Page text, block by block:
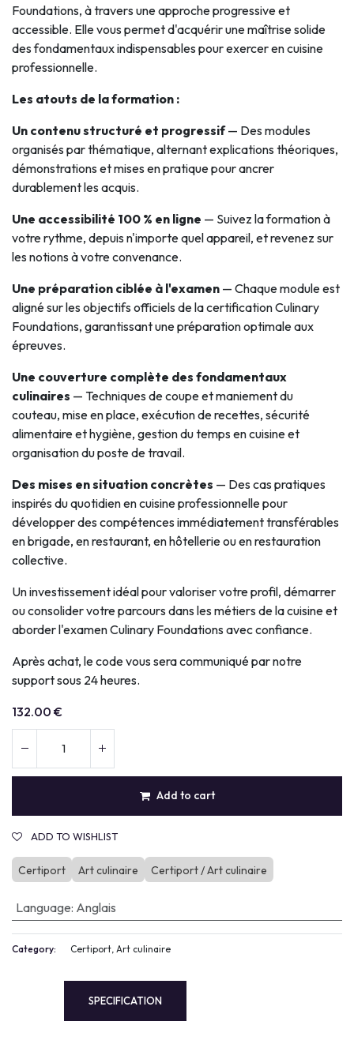
Foundations, à travers une approche progressive et
accessible. Elle vous permet d'acquérir une maîtrise solide
des fondamentaux indispensables pour exercer en cuisine
professionnelle.
Les atouts de la formation :
Un contenu structuré et progressif— Des modules
organisés par thématique, alternant explications théoriques,
démonstrations et mises en pratique pour ancrer
durablement les acquis.
Une accessibilité 100 % en ligne — Suivez la formation à
votre rythme, depuis n'importe quel appareil, et revenez sur
les notions à votre convenance.
Une préparation ciblée à l'examen — Chaque module est
aligné sur les objectifs officiels de la certification Culinary
Foundations, garantissant une préparation optimale aux
épreuves.
Une couverture complète des fondamentaux
culinaires — Techniques de coupe et maniement du
couteau, mise en place, exécution de recettes, sécurité
alimentaire et hygiène, gestion du temps en cuisine et
organisation du poste de travail.
Des mises en situation concrètes — Des cas pratiques
inspirés du quotidien en cuisine professionnelle pour
développer des compétences immédiatement transférables
en brigade, en restaurant, en hôtellerie ou en restauration
collective.
Un investissement idéal pour valoriser votre profil, démarrer
ou consolider votre parcours dans les métiers de la cuisine et
aborder l'examen Culinary Foundations avec confiance.
Après achat, le code vous sera communiqué par notre
support sous 24 heures.
132.00 €
Add to cart
ADD TO WISHLIST
Certiport Art culinaire Certiport / Art culinaire
Language: Anglais
Category: Certiport, Art culinaire
SPECIFICATION